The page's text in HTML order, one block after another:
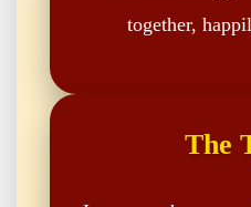
together,
The